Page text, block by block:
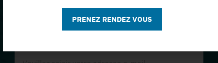
Newsletter
PRENEZ RENDEZ VOUS